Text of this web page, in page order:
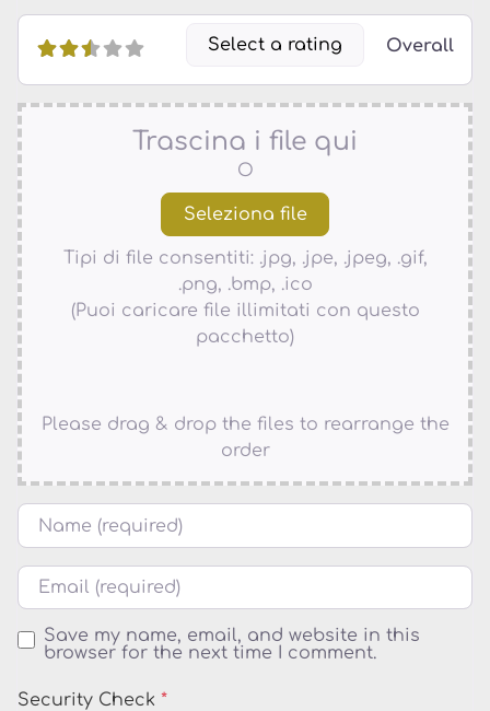
Select a rating Overall
Trascina i file qui
O
Tipi di file consentiti: .jpg, .jpe, .jpeg, .gif,
.png, .bmp, .ico
(Puoi caricare file illimitati con questo
pacchetto)
Please drag & drop the files to rearrange the
order
Nome
Email
Save my name, email, and website in this
browser for the next time I comment.
Security Check *